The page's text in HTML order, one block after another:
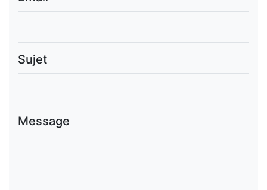
Sujet
Message